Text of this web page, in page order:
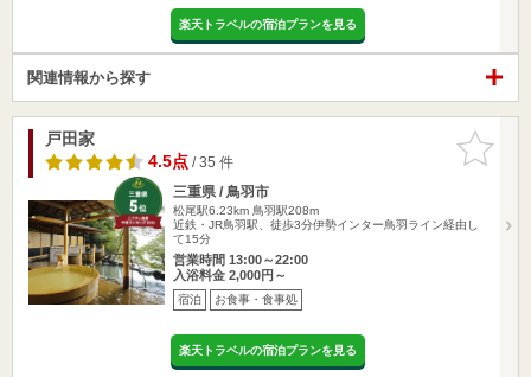
楽天トラベルの宿泊プランを見る
関連情報から探す
お気に入
りに追加
戸田家
4.5点/ 35 件
三重県 / 鳥羽市
松尾駅6.23km 鳥羽駅208m
近鉄・JR鳥羽駅、徒歩3分伊勢インター鳥羽ライン経由し
て15分
営業時間 13:00～22:00
入浴料金 2,000円～
宿泊 お食事・食事処
楽天トラベルの宿泊プランを見る